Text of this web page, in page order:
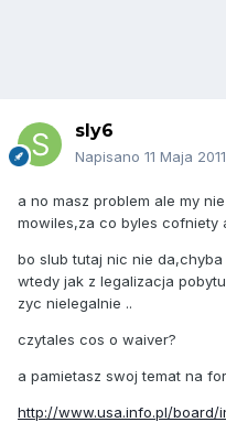
sly6
Napisano 11 Maja 2011
a no masz problem ale my
mowiles,za co byles cofniety
bo slub tutaj nic nie
wtedy jak z legalizacja
zyc nielegalnie ..
czytales cos o waiver?
a pamietasz swoj temat na
http://www.usa.info.pl/board/